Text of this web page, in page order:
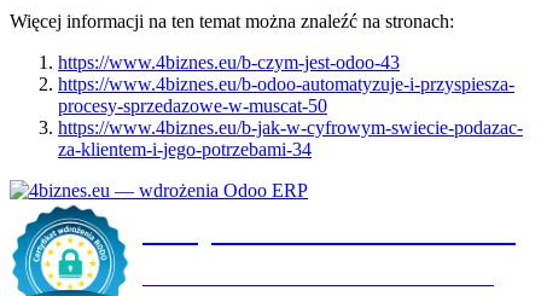
Więcej informacji na ten temat można znaleźć na stronach:
https://www.4biznes.eu/b-czym-jest-odoo-43
https://www.4biznes.eu/b-odoo-automatyzuje-i-przyspiesza-
procesy-sprzedazowe-w-muscat-50
https://www.4biznes.eu/b-jak-w-cyfrowym-swiecie-podazac-
za-klientem-i-jego-potrzebami-34